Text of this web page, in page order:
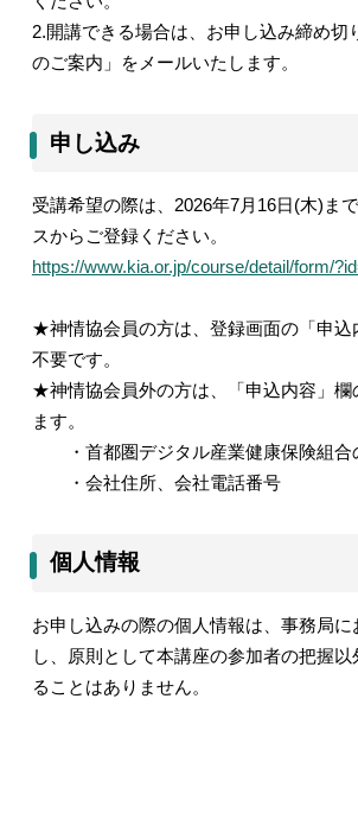
2.開講できる場合は、お申し込み締め切
のご案内」をメールいたします。
申し込み
受講希望の際は、 2026年7月 16日(木) ま
スからご登録ください。
https://www.kia.or.jp/course/detail/form/
★神情協会員の方は、登録画面の「申込
不要です。
★神情協会員外の方は、「申込内容」欄
ます。
・首都圏デジタル産業健康保険組合
・会社住所、会社電話番号
個人情報
お申し込みの際の個人情報は、事務局に
し、原則として本講座の参加者の把握
ることはありません。